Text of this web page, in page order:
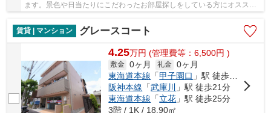
ます。景色や日当たりにこだわったお部屋探しをしている方にオススメ
賃貸 | マンション
グレースコート
4.25万円 (管理費等：6,500円 )
敷金 0ヶ月 礼金 0ヶ月
東海道本線 「甲子園口 」駅 徒歩21分
阪神本線 「武庫川
」駅 徒歩21分
東海道本線 「立花 」駅 徒歩25分
3階 / 1K / 18.90㎡